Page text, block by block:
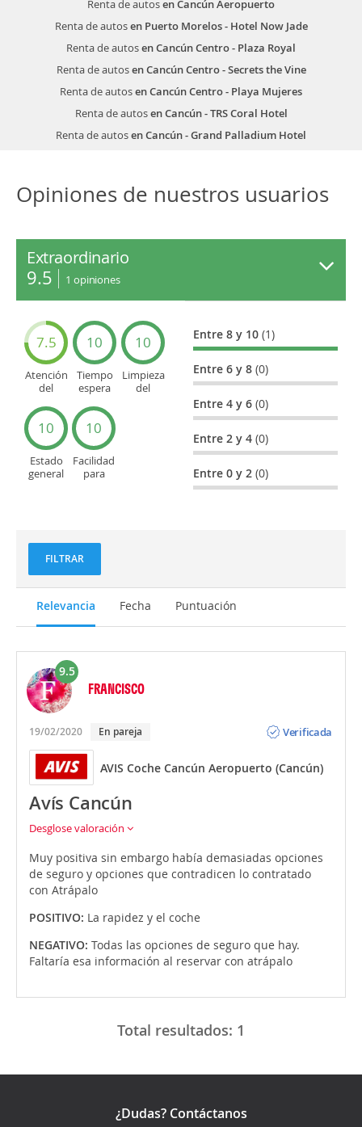
Renta de autosen Cancún Aeropuerto
Renta de autosen Puerto Morelos - Hotel Now Jade
Renta de autosen Cancún Centro - Plaza Royal
Renta de autosen Cancún Centro - Secrets the Vine
Renta de autosen Cancún Centro - Playa Mujeres
Renta de autosen Cancún - TRS Coral Hotel
Renta de autosen Cancún - Grand Palladium Hotel
Opiniones de nuestros usuarios
Extraordinario
9.5 1 opiniones
7.5
Atención
del
10
Tiempo
espera
devolución
10
Limpieza
del
10
Estado
general
10
Facilidad
para
Entre 8 y 10(1)
Entre 6 y 8(0)
Entre 4 y 6(0)
Entre 2 y 4(0)
Entre 0 y 2(0)
FILTRAR
Relevancia Fecha Puntuación
9.5
FRANCISCO
19/02/2020 En pareja
Verificada
AVIS Coche Cancún Aeropuerto (Cancún)
Avís Cancún
Desglose valoración
Muy positiva sin embargo había demasiadas opciones
de seguro y opciones que contradicen lo contratado
con Atrápalo
POSITIVO: La rapidez y el coche
NEGATIVO: Todas las opciones de seguro que hay.
Faltaría esa información al reservar con atrápalo
Total resultados: 1
¿Dudas? Contáctanos